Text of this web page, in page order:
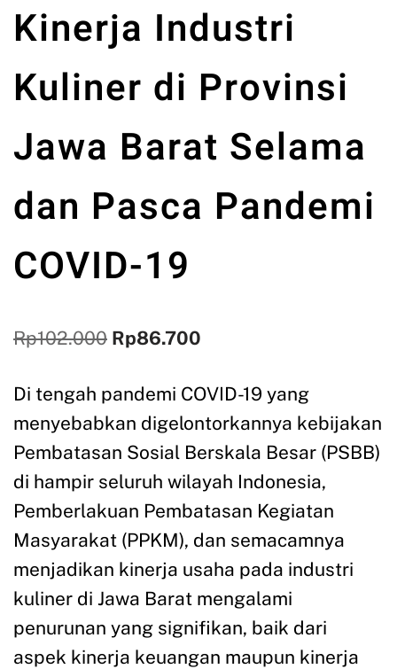
Kinerja Industri
Kuliner di Provinsi
Jawa Barat Selama
dan Pasca Pandemi
COVID-19
Rp102.000 Rp86.700
Di tengah pandemi COVID-19 yang
menyebabkan digelontorkannya kebijakan
Pembatasan Sosial Berskala Besar (PSBB)
di hampir seluruh wilayah Indonesia,
Pemberlakuan Pembatasan Kegiatan
Masyarakat (PPKM), dan semacamnya
menjadikan kinerja usaha pada industri
kuliner di Jawa Barat mengalami
penurunan yang signifikan, baik dari
aspek kinerja keuangan maupun kinerja